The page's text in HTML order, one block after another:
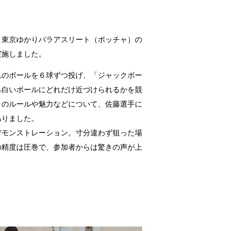
京ゆかりパラアスリート（ボッチャ）の
しました。
ボールを６球ずつ投げ、「ジャックボー
いボールにどれだけ近づけられるかを競
ルールや魅力などについて、佐藤選手に
ました。
ンストレーション。寸分違わず狙った場
度は圧巻で、参加者からは驚きの声が上